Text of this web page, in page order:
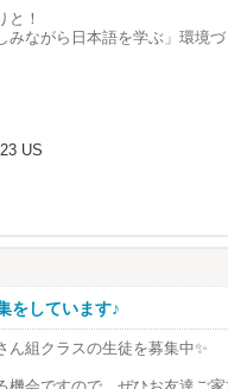
！
みながら日本語を学ぶ」環境
ばします
US
をしています♪
ん組クラスの生徒を募集中✨